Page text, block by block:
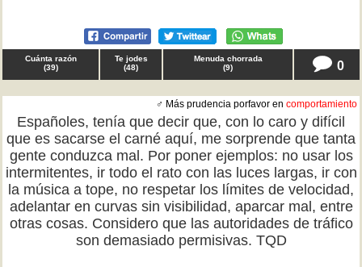
Cuánta razón
(39)
Te jodes
(48)
Menuda chorrada
(9) 0
♂ Más prudencia porfavor en comportamiento
Españoles, tenía que decir que, con lo caro y difícil
que es sacarse el carné aquí, me sorprende que tanta
gente conduzca mal. Por poner ejemplos: no usar los
intermitentes, ir todo el rato con las luces largas, ir con
la música a tope, no respetar los límites de velocidad,
adelantar en curvas sin visibilidad, aparcar mal, entre
otras cosas. Considero que las autoridades de tráfico
son demasiado permisivas. TQD